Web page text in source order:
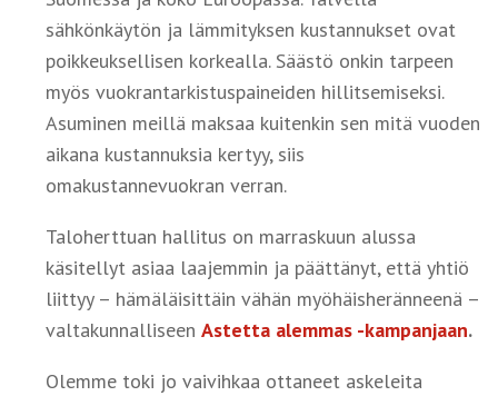
sähkönkäytön ja lämmityksen kustannukset ovat
poikkeuksellisen korkealla. Säästö onkin tarpeen
myös vuokrantarkistuspaineiden hillitsemiseksi.
Asuminen meillä maksaa kuitenkin sen mitä vuoden
aikana kustannuksia kertyy, siis
omakustannevuokran verran.
Taloherttuan hallitus on marraskuun alussa
käsitellyt asiaa laajemmin ja päättänyt, että yhtiö
liittyy – hämäläisittäin vähän myöhäisheränneenä –
valtakunnalliseenAstetta alemmas -kampanjaan.
Olemme toki jo vaivihkaa ottaneet askeleita